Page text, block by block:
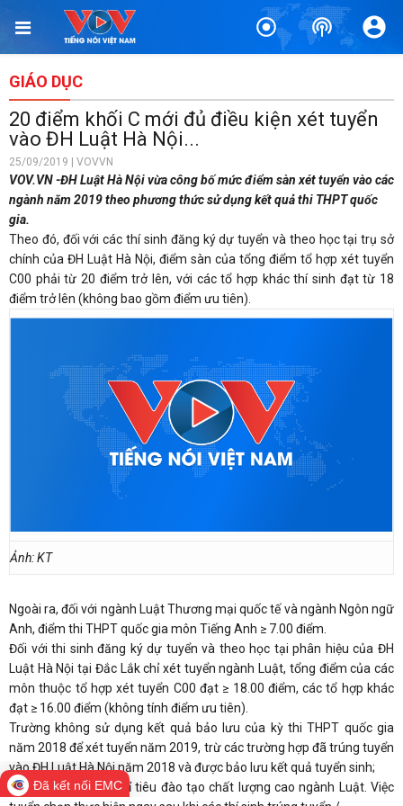
GIÁO DỤC
20 điểm khối C mới đủ điều kiện xét tuyển
vào ĐH Luật Hà Nội...
25/09/2019 | VOVVN
VOV.VN -ĐH Luật Hà Nội vừa công bố mức điểm sàn xét tuyển vào các
ngành năm 2019 theo phương thức sử dụng kết quả thi THPT quốc
gia.
Theo đó, đối với các thí sinh đăng ký dự tuyển và theo học tại trụ sở
chính của ĐH Luật Hà Nội, điểm sàn của tổng điểm tổ hợp xét tuyển
C00 phải từ 20 điểm trở lên, với các tổ hợp khác thí sinh đạt từ 18
điểm trở lên (không bao gồm điểm ưu tiên).
Ảnh: KT
Ngoài ra, đối với ngành Luật Thương mại quốc tế và ngành Ngôn ngữ
Anh, điểm thi THPT quốc gia môn Tiếng Anh ≥ 7.00 điểm.
Đối với thi sinh đăng ký dự tuyển và theo học tại phân hiệu của ĐH
Luật Hà Nội tại Đắc Lắk chỉ xét tuyển ngành Luật, tổng điểm của các
môn thuộc tổ hợp xét tuyển C00 đạt ≥ 18.00 điểm, các tổ hợp khác
đạt ≥ 16.00 điểm (không tính điểm ưu tiên).
Trường không sử dụng kết quả bảo lưu của kỳ thi THPT quốc gia
năm 2018 để xét tuyển năm 2019, trừ các trường hợp đã trúng tuyển
vào ĐH Luật Hà Nội năm 2018 và được bảo lưu kết quả tuyển sinh;
Trường tuyển 160 chỉ tiêu đào tạo chất lượng cao ngành Luật. Việc
Đã kết nối EMC